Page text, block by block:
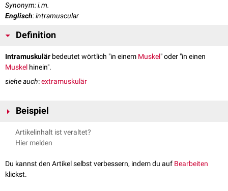
Synonym: i.m.
Englisch: intramuscular
Definition
Intramuskulär bedeutet wörtlich "in einem Muskel" oder "in einen
Muskel hinein".
siehe auch:extramuskulär
Beispiel
Intramuskuläre Injektion
Artikelinhalt ist veraltet?
Hier melden
Du kannst den Artikel selbst verbessern, indem du auf Bearbeiten
klickst.